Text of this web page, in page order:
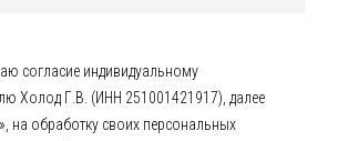
согласие индивидуальному
Холод Г.В. (ИНН 251001421917), далее
на обработку своих персональных